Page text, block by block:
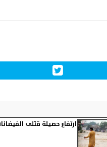
ارتفاع حصيلة قتلى